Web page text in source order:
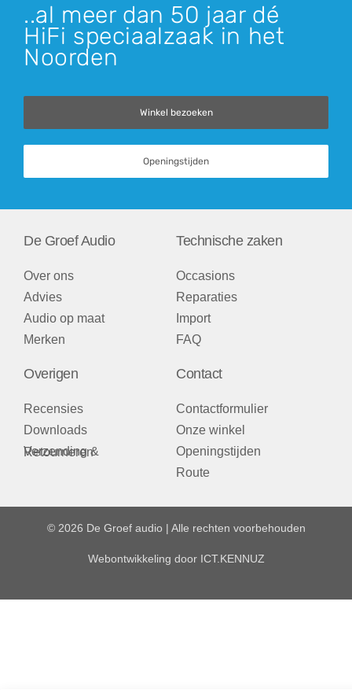
..al meer dan 50 jaar dé
HiFi speciaalzaak in het
Noorden
Winkel bezoeken
Openingstijden
De Groef Audio
Over ons
Advies
Audio op maat
Merken
Technische zaken
Occasions
Reparaties
Import
FAQ
Overigen
Recensies
Downloads
Verzending & Retourneren
Contact
Contactformulier
Onze winkel
Openingstijden
Route
© 2026 De Groef audio | Alle rechten voorbehouden
Webontwikkeling door ICT.KENNUZ